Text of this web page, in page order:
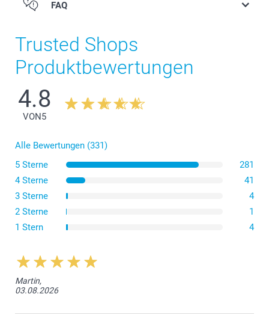
FAQ
Trusted Shops
Produktbewertungen
4.8
VON 5
Alle Bewertungen (331)
5 Sterne
281
4 Sterne
41
3 Sterne
4
2 Sterne
1
1 Stern
4
Martin,
03.08.2026